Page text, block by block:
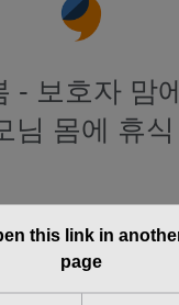
- 보호자 맘
님 몸에 휴식